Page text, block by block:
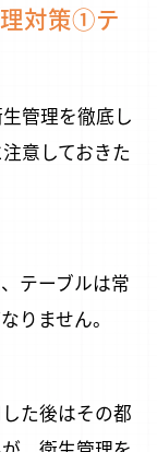
対策①テ
管理を徹底し
意しておきた
テーブルは常
りません。
た後はその都